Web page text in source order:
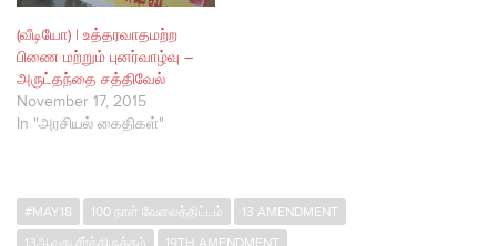
(வீடியோ) | உத்தரவாதமற்ற
பிணை மற்றும் புனர்வாழ்வு –
அருட்தந்தை சத்திவேல்
November 17, 2015
In "அரசியல் கைதிகள்"
#MAY18 100 நாள் வேலைத்திட்டம்
13 AMENDMENT
13ஆவது சீர்த்திருத்தம்
19TH AMENDMENT